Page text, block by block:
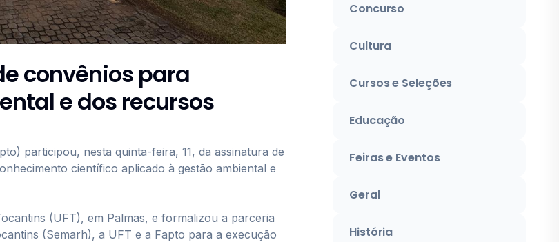
convênios para
e dos recursos
participou, nesta quinta-feira, 11, da assinatura de
científico aplicado à gestão ambiental e
(UFT), em Palmas, e formalizou a parceria
(Semarh), a UFT e a Fapto para a execução
Concurso
Cultura
Cursos e Seleções
Educação
Feiras e Eventos
Geral
História